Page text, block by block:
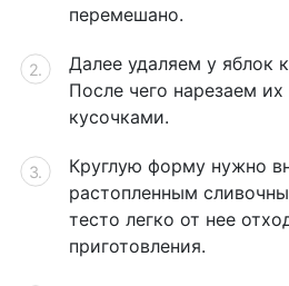
перемешано.
Далее удаляем у яблок
После чего нарезаем
кусочками.
Круглую форму нужно
растопленным
тесто легко от нее
приготовления.